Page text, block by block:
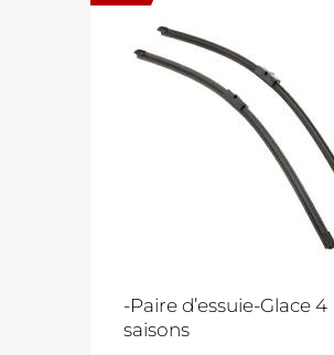
-Paire d’essuie-Glace 4
saisons